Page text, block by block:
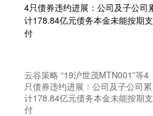
云谷策略 “19沪世茂MTN001”等4
只债券违约进展：公司及子公司累
计178.84亿元债务本金未能按期支
付